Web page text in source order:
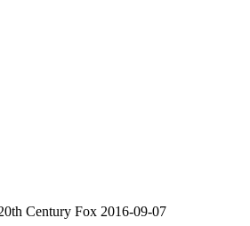
Century Fox 2016-09-07